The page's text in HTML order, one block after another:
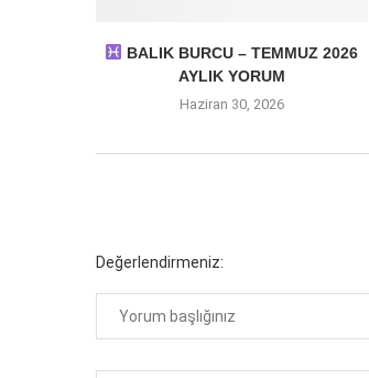
BALIK BURCU – TEMMUZ 2026
AYLIK YORUM
Haziran 30, 2026
Değerlendirmeniz: